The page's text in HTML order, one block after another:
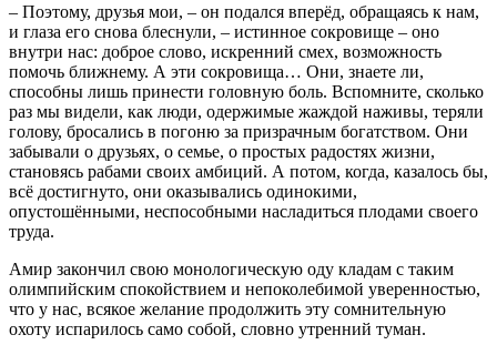
– Поэтому, друзья мои, – он подался вперёд, обращаясь к нам,
и глаза его снова блеснули, – истинное сокровище – оно
внутри нас: доброе слово, искренний смех, возможность
помочь ближнему. А эти сокровища… Они, знаете ли,
способны лишь принести головную боль. Вспомните, сколько
раз мы видели, как люди, одержимые жаждой наживы, теряли
голову, бросались в погоню за призрачным богатством. Они
забывали о друзьях, о семье, о простых радостях жизни,
становясь рабами своих амбиций. А потом, когда, казалось бы,
всё достигнуто, они оказывались одинокими,
опустошёнными, неспособными насладиться плодами своего
труда.
Амир закончил свою монологическую оду кладам с таким
олимпийским спокойствием и непоколебимой уверенностью,
что у нас, всякое желание продолжить эту сомнительную
охоту испарилось само собой, словно утренний туман.